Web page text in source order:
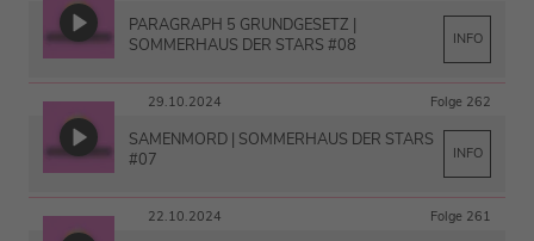
PARAGRAPH 5 GRUNDGESETZ |
SOMMERHAUS DER STARS #08
INFO
29.10.2024 Folge 262
SAMENMORD | SOMMERHAUS DER STARS
#07
INFO
22.10.2024 Folge 261